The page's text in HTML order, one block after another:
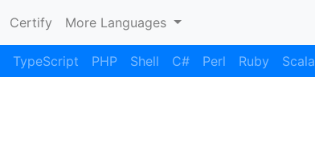
Certify More Languages
TypeScript PHP Shell C# Perl Ruby Scala